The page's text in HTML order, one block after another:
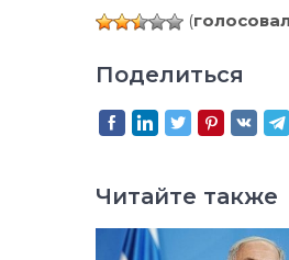
(
Поделиться
Читайте также